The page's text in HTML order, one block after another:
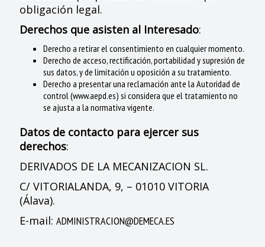
obligación legal.
Derechos que asisten al Interesado:
Derecho a retirar el consentimiento en cualquier momento.
Derecho de acceso, rectificación, portabilidad y supresión de
sus datos, y de limitación u oposición a su tratamiento.
Derecho a presentar una reclamación ante la Autoridad de
control (www.aepd.es) si considera que el tratamiento no
se ajusta a la normativa vigente.
Datos de contacto para ejercer sus
derechos:
DERIVADOS DE LA MECANIZACION SL.
C/ VITORIALANDA, 9, – 01010 VITORIA
(Álava).
E-mail: ADMINISTRACION@DEMECA.ES